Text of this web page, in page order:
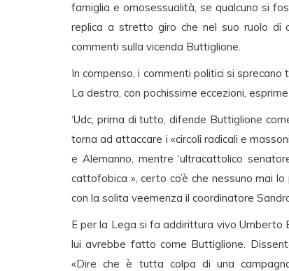
famiglia e omosessualità, se qualcuno si
replica a stretto giro che nel suo ruolo di
commenti sulla vicenda Buttiglione.
In compenso, i commenti politici si
La destra, con pochissime eccezioni,
‘Udc, prima di tutto, difende Buttiglione
torna ad attaccare i «circoli radicali e
e Alemanno, mentre ‘ultracattolico
cattofobica », certo co’è che nessuno mai
con la solita veemenza il coordinatore
E per la Lega si fa addirittura vivo Umberto
lui avrebbe fatto come Buttiglione.
«Dire che è tutta colpa di una